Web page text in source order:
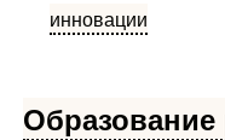
инновации